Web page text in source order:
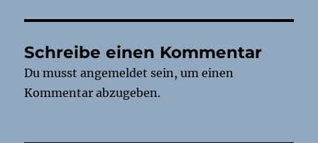
Schreibe einen Kommentar
Du musstangemeldet sein, um einen
Kommentar abzugeben.